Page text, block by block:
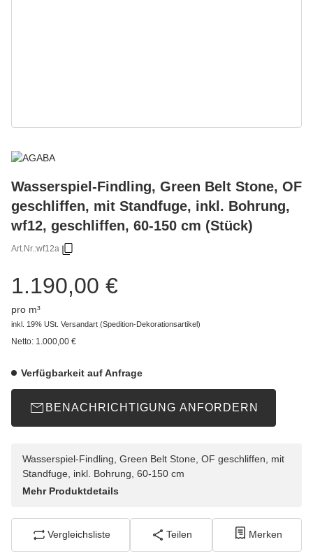
Wasserspiel-Findling, Green Belt Stone, OF
geschliffen, mit Standfuge, inkl. Bohrung,
wf12, geschliffen, 60-150 cm (Stück)
Art.Nr.:wf12a
1.190,00 €
pro m³
inkl. 19% USt. Versandart (Spedition-Dekorationsartikel)
Netto: 1.000,00 €
Verfügbarkeit auf Anfrage
BENACHRICHTIGUNG ANFORDERN
Wasserspiel-Findling, Green Belt Stone, OF geschliffen, mit
Standfuge, inkl. Bohrung, 60-150 cm
Mehr Produktdetails
Vergleichsliste Teilen Merken